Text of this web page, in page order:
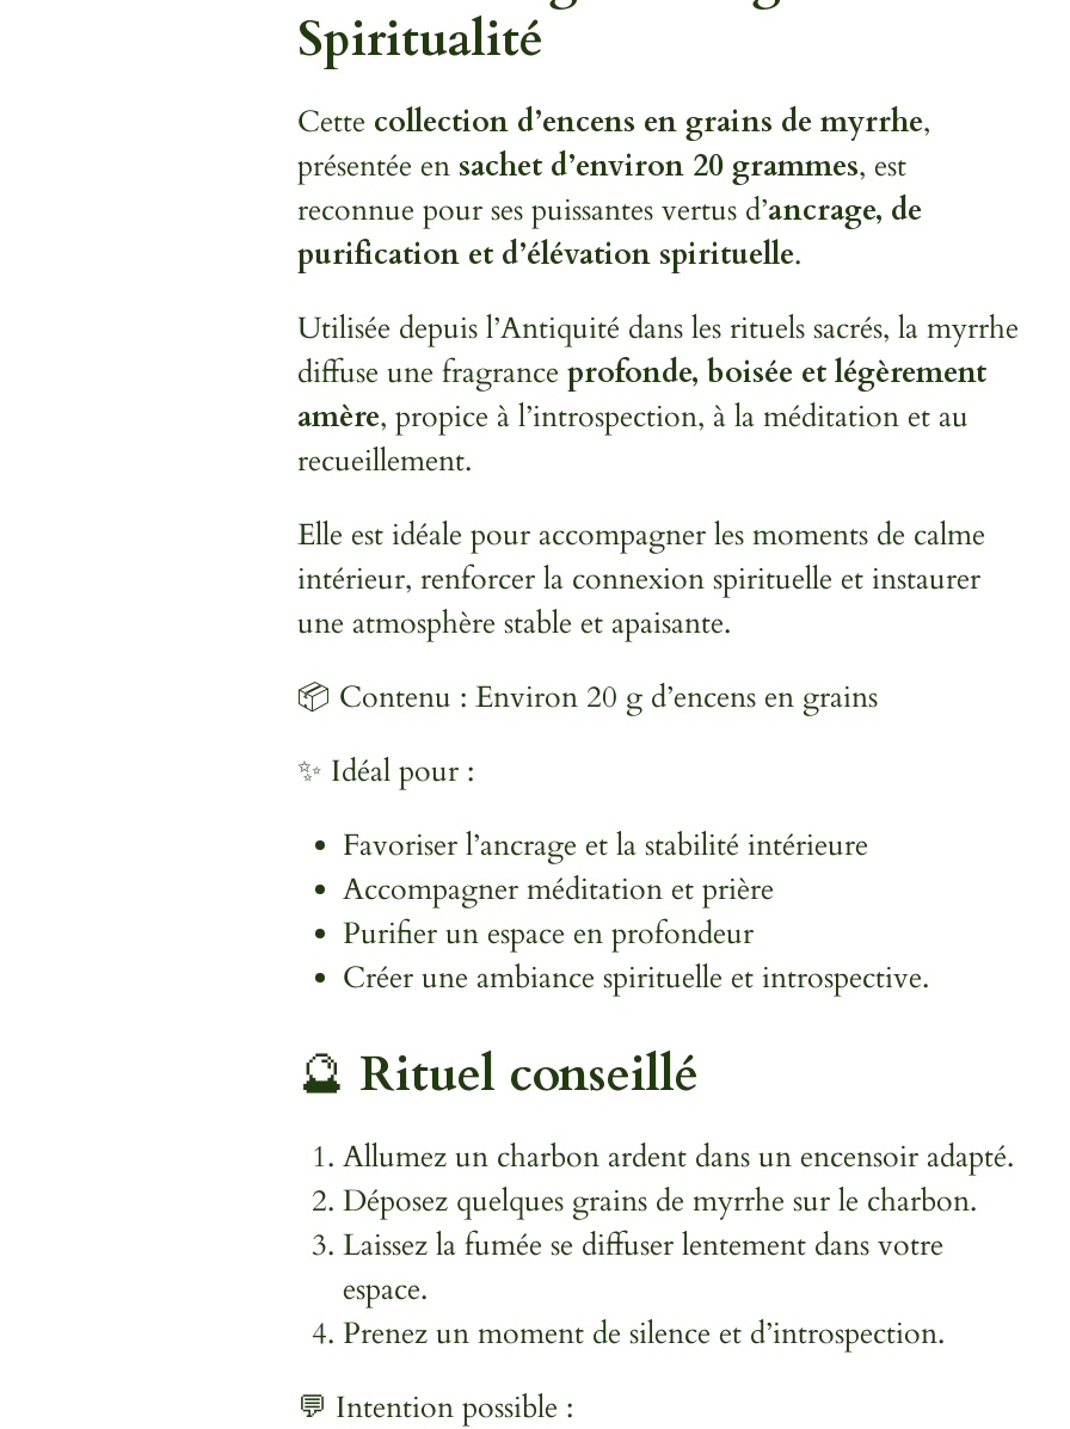
Spiritualité
Cette collection d’encens en grains de myrrhe,
présentée en sachet d’environ 20 grammes, est
reconnue pour ses puissantes vertus d’ancrage, de
purification et d’élévation spirituelle.
Utilisée depuis l’Antiquité dans les rituels sacrés, la myrrhe
diffuse une fragrance profonde, boisée et légèrement
amère, propice à l’introspection, à la méditation et au
recueillement.
Elle est idéale pour accompagner les moments de calme
intérieur, renforcer la connexion spirituelle et instaurer
une atmosphère stable et apaisante.
📦 Contenu : Environ 20 g d’encens en grains
✨ Idéal pour :
Favoriser l’ancrage et la stabilité intérieure
Accompagner méditation et prière
Purifier un espace en profondeur
Créer une ambiance spirituelle et introspective.
🔮 Rituel conseillé
Allumez un charbon ardent dans un encensoir adapté.
Déposez quelques grains de myrrhe sur le charbon.
Laissez la fumée se diffuser lentement dans votre
espace.
Prenez un moment de silence et d’introspection.
💬 Intention possible :